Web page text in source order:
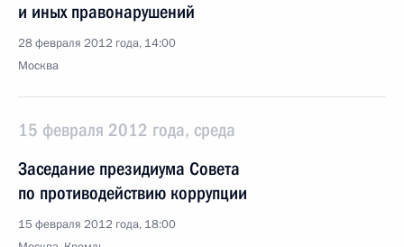
и иных правонарушений
28 февраля 2012 года, 14:00
Москва
15 февраля 2012 года, среда
Заседание президиума Совета
по противодействию коррупции
15 февраля 2012 года, 18:00